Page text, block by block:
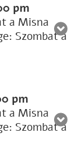
pm
a Misna
Szombat a
pm
a Misna
Szombat a